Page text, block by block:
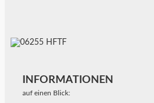
INFORMATIONEN
auf einen Blick: